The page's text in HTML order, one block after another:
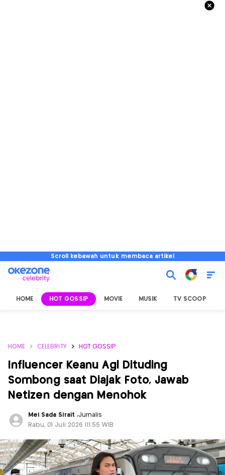
Scroll kebawah untuk membaca artikel
HOME HOT GOSSIP MOVIE MUSIK TV SCOOP
HOME CELEBRITY HOT GOSSIP
Influencer Keanu Agl Dituding
Sombong saat Diajak Foto, Jawab
Netizen dengan Menohok
Mei Sada Sirait ,Jurnalis
Rabu, 01 Juli 2026 |11:55 WIB